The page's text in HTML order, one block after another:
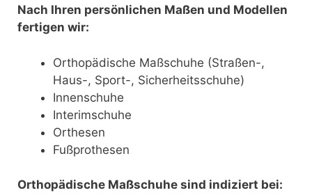
Nach Ihren persönlichen Maßen und Modellen
fertigen wir:
Orthopädische Maßschuhe (Straßen-,
Haus-, Sport-, Sicherheitsschuhe)
Innenschuhe
Interimschuhe
Orthesen
Fußprothesen
Orthopädische Maßschuhe sind indiziert bei: